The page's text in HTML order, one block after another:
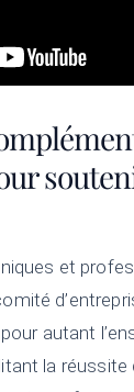
et
autant
la